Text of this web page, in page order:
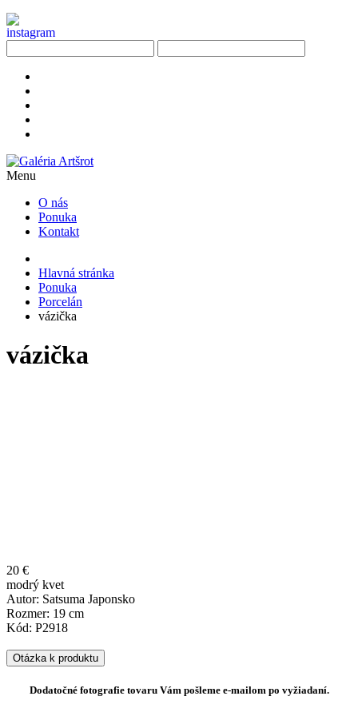
Menu
O nás
Ponuka
Kontakt
Hlavná stránka
Ponuka
Porcelán
vázička
vázička
20 €
modrý kvet
Autor: Satsuma Japonsko
Rozmer: 19 cm
Kód: P2918
Otázka k produktu
Dodatočné fotografie tovaru Vám pošleme e-mailom po vyžiadaní.